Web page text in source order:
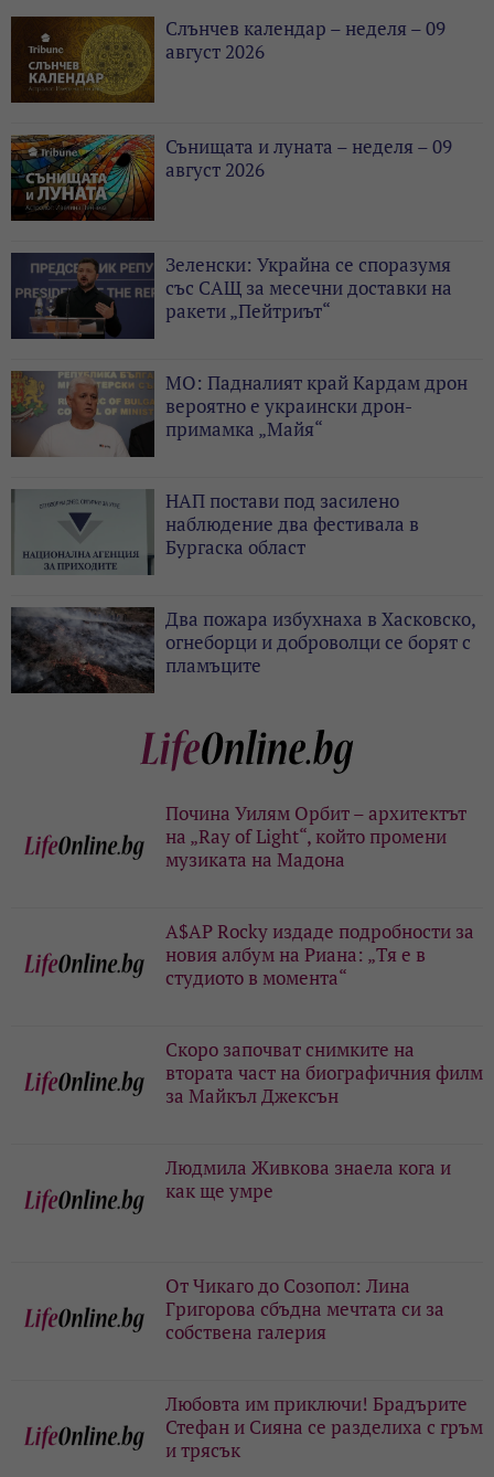
Слънчев календар – неделя – 09
август 2026
Сънищата и луната – неделя – 09
август 2026
Зеленски: Украйна се споразумя
със САЩ за месечни доставки на
ракети „Пейтриът“
МО: Падналият край Кардам дрон
вероятно е украински дрон-
примамка „Майя“
НАП постави под засилено
наблюдение два фестивала в
Бургаска област
Два пожара избухнаха в Хасковско,
огнеборци и доброволци се борят с
пламъците
Почина Уилям Орбит – архитектът
на „Ray of Light“, който промени
музиката на Мадона
A$AP Rocky издаде подробности за
новия албум на Риана: „Тя е в
студиото в момента“
Скоро започват снимките на
втората част на биографичния филм
за Майкъл Джексън
Людмила Живкова знаела кога и
как ще умре
От Чикаго до Созопол: Лина
Григорова сбъдна мечтата си за
собствена галерия
Любовта им приключи! Брадърите
Стефан и Сияна се разделиха с гръм
и трясък